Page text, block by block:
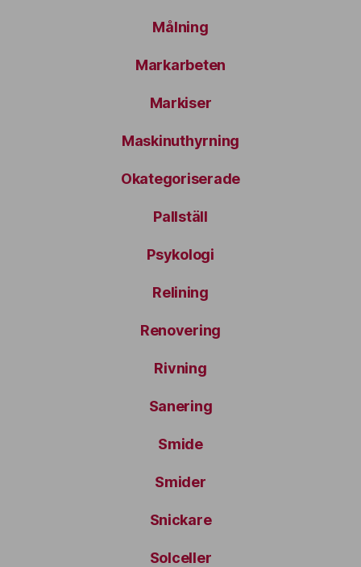
Målning
Markarbeten
Markiser
Maskinuthyrning
Okategoriserade
Pallställ
Psykologi
Relining
Renovering
Rivning
Sanering
Smide
Smider
Snickare
Solceller